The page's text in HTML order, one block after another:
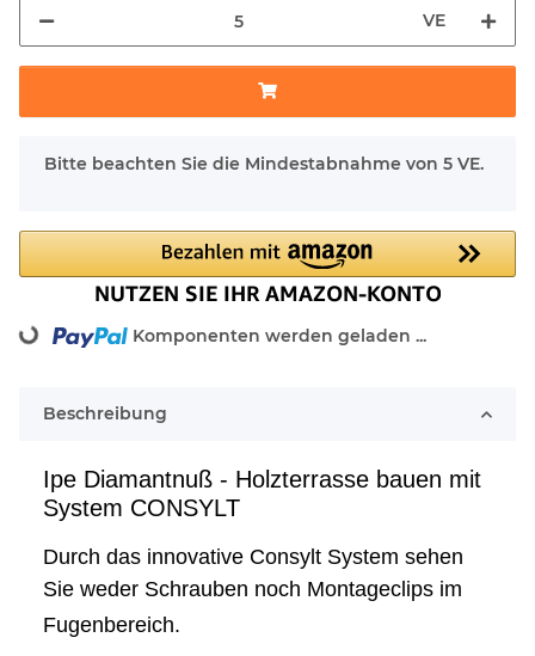
VE
x
Bitte beachten Sie die Mindestabnahme von 5 VE.
Komponenten werden geladen ...
Beschreibung
Ipe Diamantnuß - Holzterrasse bauen mit
System CONSYLT
Durch das innovative Consylt System sehen
Sie weder Schrauben noch Montageclips im
Fugenbereich.